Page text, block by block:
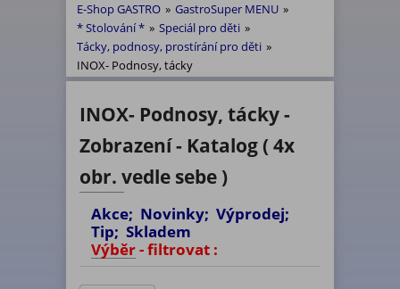
E-Shop GASTRO » GastroSuper MENU »
* Stolování * » Speciál pro děti »
Tácky, podnosy, prostírání pro děti »
INOX- Podnosy, tácky
INOX- Podnosy, tácky -
Zobrazení - Katalog ( 4x
obr. vedle sebe )
Akce; Novinky; Výprodej;
Tip; Skladem
Výběr - filtrovat :